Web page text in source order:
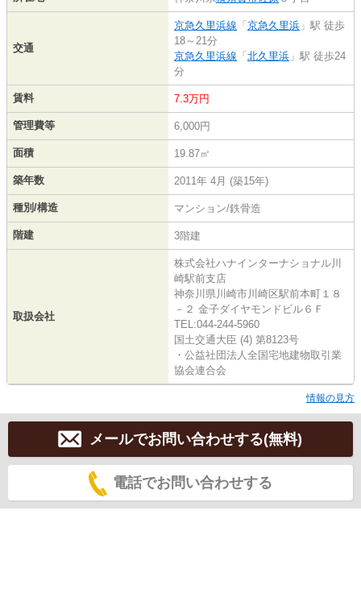
交通
京急久里浜線 「 京急久里浜 」駅 徒歩
18～21分
京急久里浜線 「 北久里浜 」駅 徒歩24
分
賃料 7.3万円
管理費等 6,000円
面積 19.87㎡
築年数 2011年 4月 (築15年)
種別/構造 マンション/鉄骨造
階建 3階建
取扱会社
株式会社ハナインターナショナル川
崎駅前支店
神奈川県川崎市川崎区駅前本町１８
－２ 金子ダイヤモンドビル６Ｆ
TEL:044-244-5960
国土交通大臣 (4) 第8123号
・公益社団法人全国宅地建物取引業
協会連合会
情報の見方
メールでお問い合わせする(無料)
電話でお問い合わせする